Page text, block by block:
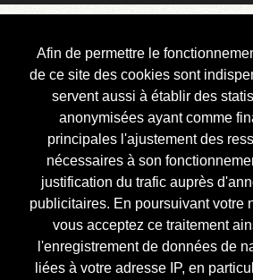
Afin de permettre le
de ce site des cookies sont
servent aussi à établir des
anonymisées ayant comme
principales l'ajustement des
nécessaires à son
justification du trafic auprès
publicitaires. En poursuivant votre
vous acceptez ce traitement
l'enregistrement de données de
liées à votre adresse IP, en
Courbis, « LE »
Blog Officiel
Bienvenue
Réalisations
Divers (et d’été)
Annonces
Liens externes